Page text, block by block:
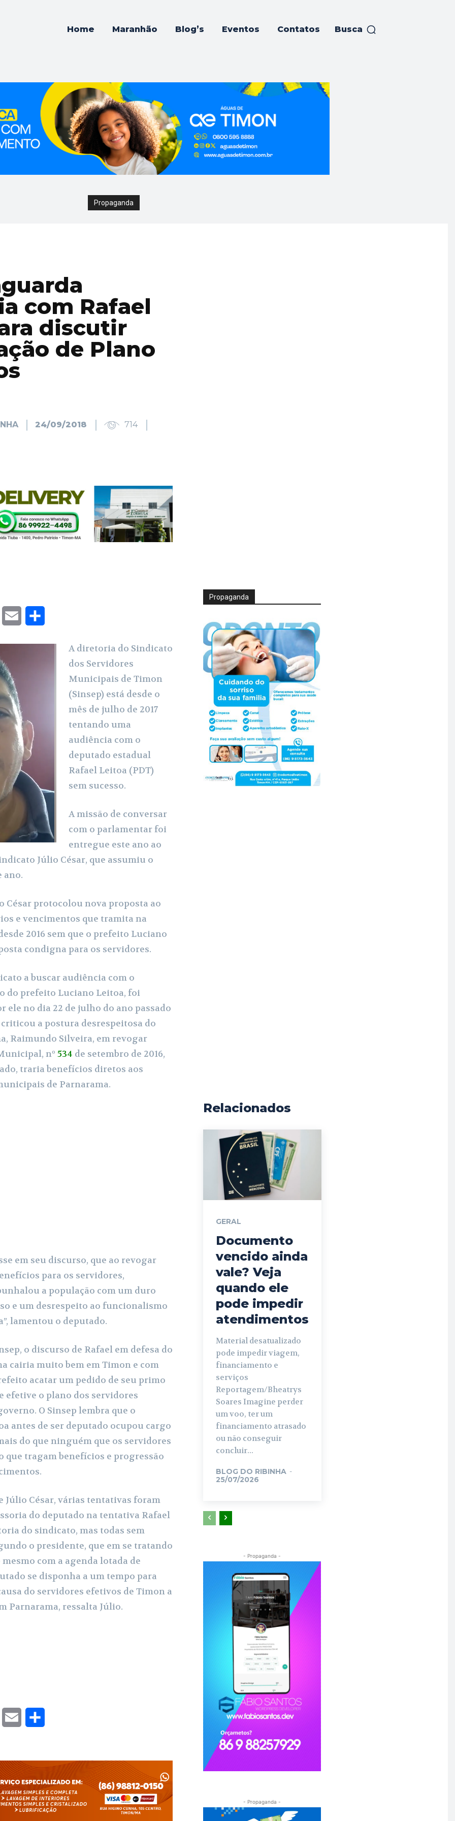
Home Maranhão Blog’s Eventos Contatos Busca
Propaganda
com Rafael
discutir
de Plano
24/09/2018 714
A diretoria do Sindicato
dos Servidores
Municipais de Timon
(Sinsep) está desde o
mês de julho de 2017
tentando uma
audiência com o
deputado estadual
Rafael Leitoa (PDT)
sem sucesso.
A missão de conversar
com o parlamentar foi
entregue este ano ao
Júlio César, que assumiu o
ano.
César protocolou nova proposta ao
e vencimentos que tramita na
2016 sem que o prefeito Luciano
condigna para os servidores.
a buscar audiência com o
do prefeito Luciano Leitoa, foi
ele no dia 22 de julho do ano passado
a postura desrespeitosa do
Raimundo Silveira, em revogar
nº 534 de setembro de 2016,
traria benefícios diretos aos
de Parnarama.
em seu discurso, que ao revogar
para os servidores,
a população com um duro
e um desrespeito ao funcionalismo
lamentou o deputado.
o discurso de Rafael em defesa do
cairia muito bem em Timon e com
acatar um pedido de seu primo
efetive o plano dos servidores
O Sinsep lembra que o
antes de ser deputado ocupou cargo
do que ninguém que os servidores
que tragam benefícios e progressão
Júlio César, várias tentativas foram
do deputado na tentativa Rafael
do sindicato, mas todas sem
o presidente, que em se tratando
com a agenda lotada de
se disponha a um tempo para
do servidores efetivos de Timon a
Parnarama, ressalta Júlio.
i
l
r
e
Propaganda
Relacionados
GERAL
Documento
vencido ainda
vale? Veja
quando ele
pode impedir
atendimentos
Material desatualizado
pode impedir viagem,
financiamento e
serviços
Reportagem/Bheatrys
Soares Imagine perder
um voo, ter um
financiamento atrasado
ou não conseguir
concluir...
BLOG DO RIBINHA -
25/07/2026
- Propaganda -
- Propaganda -